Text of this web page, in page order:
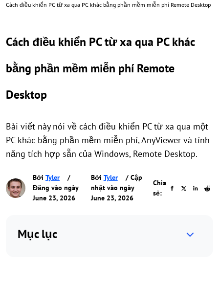
Cách điều khiển PC từ xa qua PC khác bằng phần mềm miễn phí Remote Desktop
Cách điều khiển PC từ xa qua PC khác
bằng phần mềm miễn phí Remote
Desktop
Bài viết này nói về cách điều khiển PC từ xa qua một
PC khác bằng phần mềm miễn phí, AnyViewer và tính
năng tích hợp sẵn của Windows, Remote Desktop.
Bởi Tyler
/
Đăng vào ngày
June 23, 2026
Bởi Tyler
/ Cập
nhật vào ngày
June 23, 2026
Chia
sẻ:
Mục lục